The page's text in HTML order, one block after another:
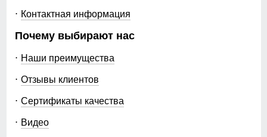
Контактная информация
Почему выбирают нас
Наши преимущества
Отзывы клиентов
Сертификаты качества
Видео